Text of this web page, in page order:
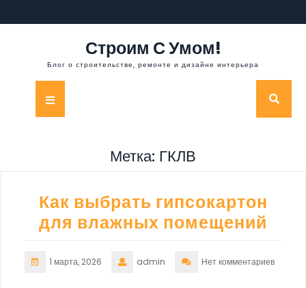
к
Строим С Умом!
Блог о строительстве, ремонте и дизайне интерьера
Кнопка
Метка: ГКЛВ
Как выбрать гипсокартон
для влажных помещений
1 марта, 2026 admin Нет комментариев